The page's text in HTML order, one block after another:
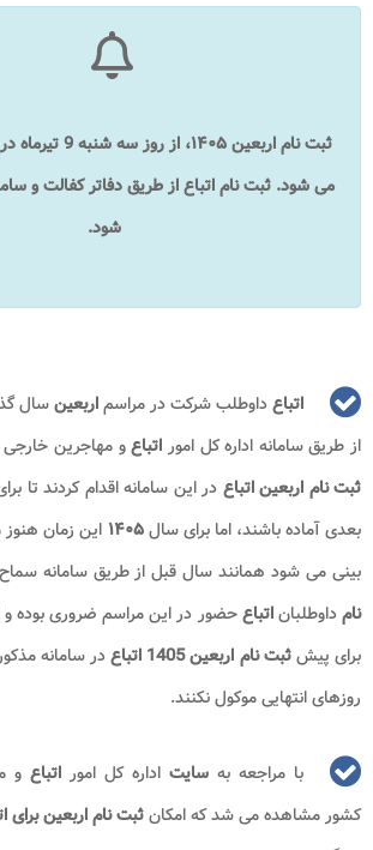
ثبت نام اربعین
می شود. ثبت نام اتباع از طریق دفاتر کفالت و
شود.​
اتباعداوطلب شرکت در مراسماربعینسال
از طریق سامانه اداره کل امور اتباعو مهاجرین خارجی
ثبت نام اربعین اتباع در این سامانه اقدام کردند تا
بعدی آماده باشند، اما برای سال۱۴۰۵ این زمان
بینی می شود همانند سال قبل از طریق سامانه
نامداوطلباناتباعحضور در این مراسم ضروری بوده و
برای پیشثبت نام اربعین 1405 اتباعدر سامانه
روزهای انتهایی موکول نکنند.
با مراجعه به سایت اداره کل امور اتباع و
کشور مشاهده می شد که امکانثبت نام اربعین برای